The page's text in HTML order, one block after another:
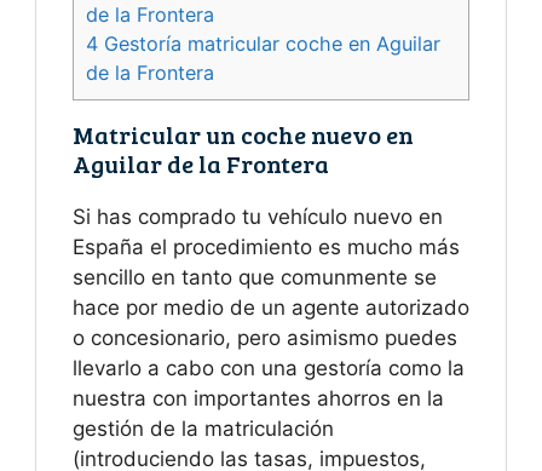
de la Frontera
4 Gestoría matricular coche en Aguilar
de la Frontera
Matricular un coche nuevo en
Aguilar de la Frontera
Si has comprado tu vehículo nuevo en
España el procedimiento es mucho más
sencillo en tanto que comunmente se
hace por medio de un agente autorizado
o concesionario, pero asimismo puedes
llevarlo a cabo con una gestoría como la
nuestra con importantes ahorros en la
gestión de la matriculación
(introduciendo las tasas, impuestos,